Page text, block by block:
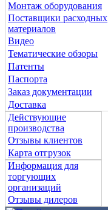
Монтаж оборудования
Поставщики расходных
материалов
Видео
Тематические обзоры
Патенты
Паспорта
Заказ документации
Доставка
Действующие
производства
Отзывы клиентов
Карта отгрузок
Информация для
торгующих
организаций
Отзывы дилеров